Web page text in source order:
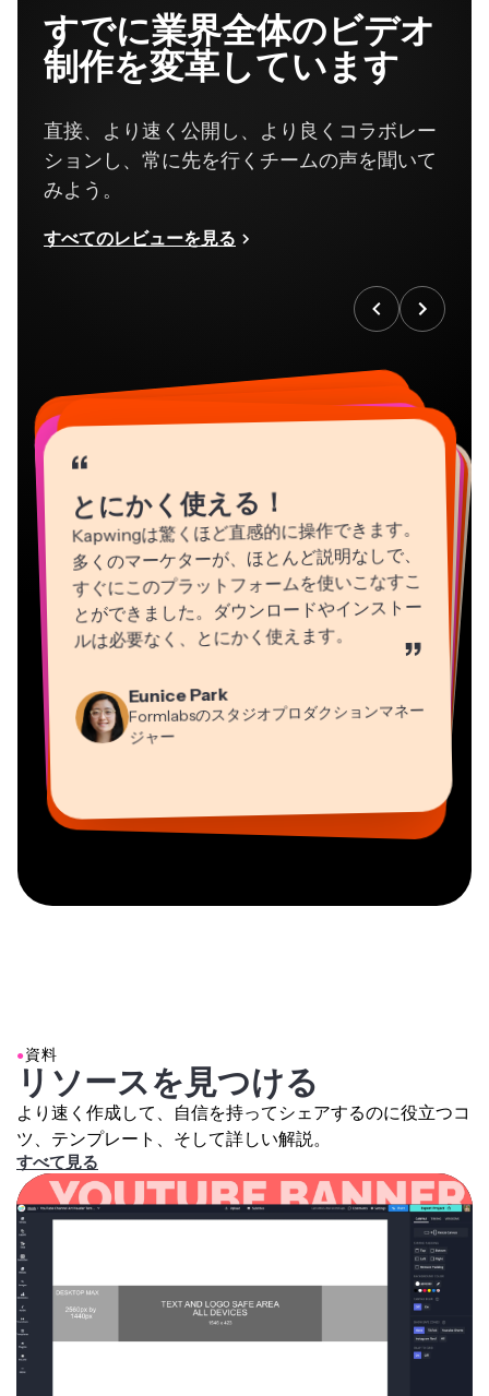
すでに業界全体のビデオ
制作を変革しています
直接、より速く公開し、より良くコラボレー
ションし、常に先を行くチームの声を聞いて
みよう。
すべてのレビューを見る
“
とにかく使える！
Kapwingは驚くほど直感的に操作できます。
多くのマーケターが、ほとんど説明なしで、
すぐにこのプラットフォームを使いこなすこ
とができました。ダウンロードやインストー
ルは必要なく、とにかく使えます。 ”
Eunice Park
Formlabsのスタジオプロダクションマネー
ジャー
“
“
Grant Taleck
Panos Papagapiou
EPATHLON社マネージングパートナー
“
Kerry-lee Farla
Gracie Peng
コンテンツ担当ディレクター
“
Martin James
動画エディター
Heidi Rae
教育
“
コンサルタント
Mitch Rawlings
“
Dina Segovia
バーチャルフリーランサー
●資料
リソースを見つける
より速く作成して、自信を持ってシェアするのに役立つコ
ツ、テンプレート、そして詳しい解説。
すべて見る